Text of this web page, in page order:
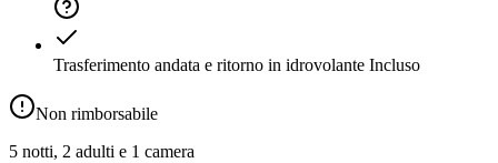
Trasferimento andata e ritorno in idrovolante Incluso
Non rimborsabile
5 notti, 2 adulti e 1 camera